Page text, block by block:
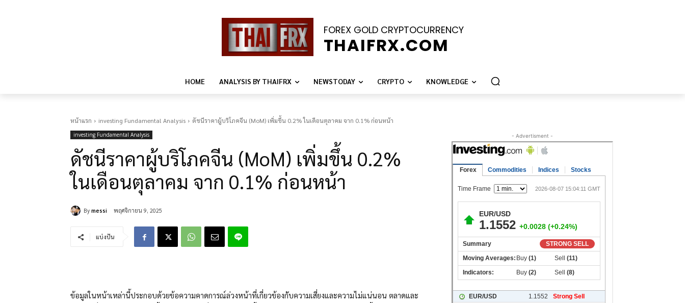
FOREX GOLD CRYPTOCURRENCY
THAIFRX.COM
HOME ANALYSIS BY THAIFRX NEWSTODAY CRYPTO KNOWLEDGE
หน้าแรก investing Fundamental Analysis ดัชนีราคาผู้บริโภคจีน (MoM) เพิ่มขึ้น 0.2% ในเดือนตุลาคม จาก 0.1% ก่อนหน้า
investing Fundamental Analysis
ดัชนีราคาผู้บริโภคจีน (MoM) เพิ่มขึ้น 0.2%
ในเดือนตุลาคม จาก 0.1% ก่อนหน้า
By messi พฤศจิกายน 9, 2025
แบ่งปัน
ข้อมูลในหน้าเหล่านี้ประกอบด้วยข้อความคาดการณ์ล่วงหน้าที่เกี่ยวข้องกับความเสี่ยงและความไม่แน่นอน ตลาดและ
- Advertisment -